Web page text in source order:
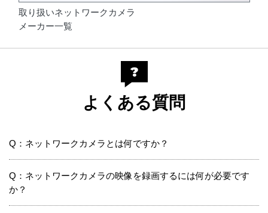
取り扱いネットワークカメラ
メーカー一覧
よくある質問
Q：ネットワークカメラとは何ですか？
Q：ネットワークカメラの映像を録画するには何が必要です
か？